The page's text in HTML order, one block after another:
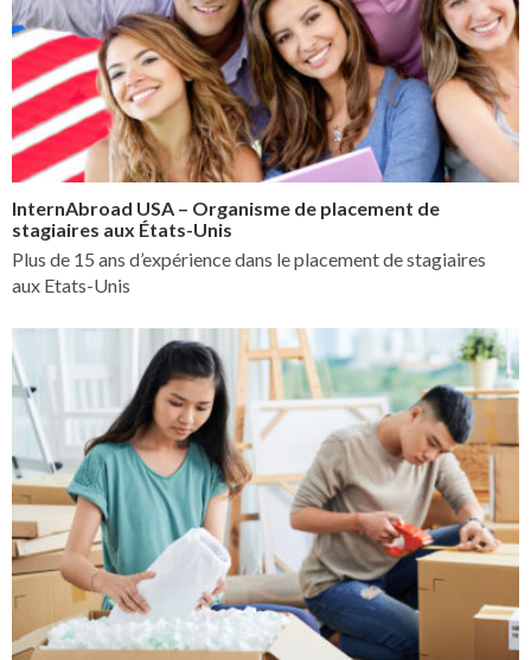
InternAbroad USA – Organisme de placement de
stagiaires aux États-Unis
Plus de 15 ans d’expérience dans le placement de stagiaires
aux Etats-Unis